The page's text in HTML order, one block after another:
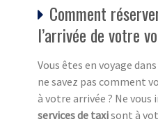
Comment
l’arrivée de votre
Vous êtes en voyage
ne savez pas comment
à votre arrivée ? Ne vous
services de taxisont à